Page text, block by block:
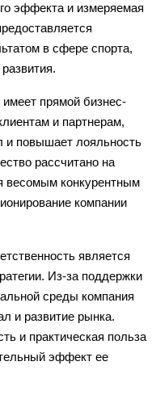
эффекта и измеряемая
в сфере спорта,
прямой бизнес-
и партнерам,
и повышает лояльность
рассчитано на
весомым конкурентным
компании
является
Из-за поддержки
среды компания
и развитие рынка.
и практическая польза
эффект ее